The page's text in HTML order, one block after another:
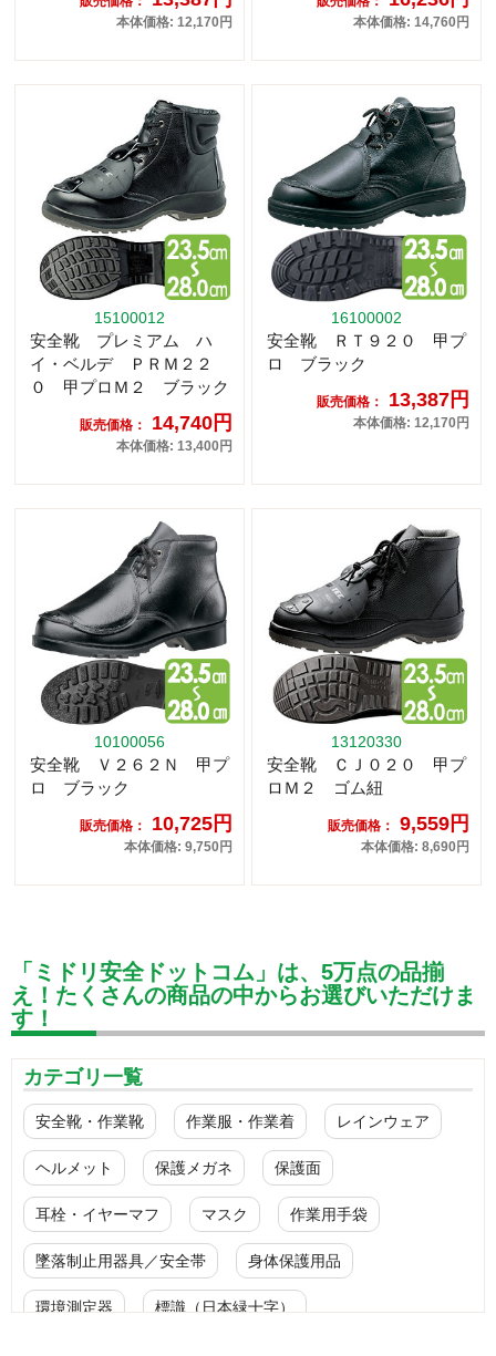
本体価格: 12,170円 本体価格: 14,760円
15100012
安全靴 プレミアム ハ
イ・ベルデ ＰＲＭ２２
０ 甲プロＭ２ ブラック
販売価格： 14,740円
本体価格: 13,400円
16100002
安全靴 ＲＴ９２０ 甲プ
ロ ブラック
販売価格： 13,387円
本体価格: 12,170円
10100056
安全靴 Ｖ２６２Ｎ 甲プ
ロ ブラック
販売価格： 10,725円
本体価格: 9,750円
13120330
安全靴 ＣＪ０２０ 甲プ
ロＭ２ ゴム紐
販売価格： 9,559円
本体価格: 8,690円
「ミドリ安全ドットコム」は、5万点の品揃
え！たくさんの商品の中からお選びいただけま
す！
カテゴリ一覧
安全靴・作業靴 作業服・作業着 レインウェア
ヘルメット 保護メガネ 保護面
耳栓・イヤーマフ マスク 作業用手袋
墜落制止用器具／安全帯 身体保護用品
環境測定器 標識（日本緑十字）